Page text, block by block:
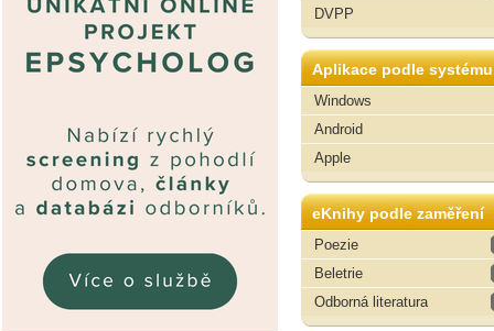
DVPP
Aplikace podle systému
Windows
Android
Apple
eKnihy podle zaměření
Poezie
Beletrie
Odborná literatura